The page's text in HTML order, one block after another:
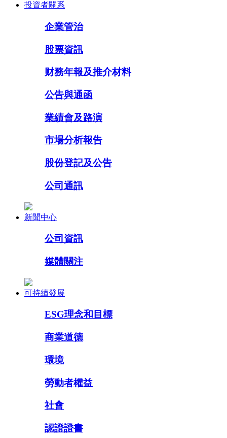
投資者關系
企業管治
股票資訊
财務年報及推介材料
公告與通函
業績會及路演
市場分析報告
股份登記及公告
公司通訊
新聞中心
公司資訊
媒體關注
可持續發展
ESG理念和目標
商業道德
環境
勞動者權益
社會
認證證書